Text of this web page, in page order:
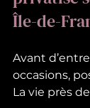
Île-de-
Avant
occasions,
La vie près